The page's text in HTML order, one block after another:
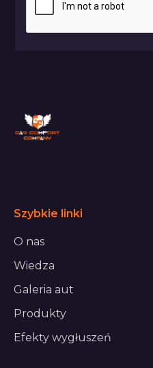
Szybkie linki
O nas
Wiedza
Galeria aut
Produkty
Efekty wygłuszeń